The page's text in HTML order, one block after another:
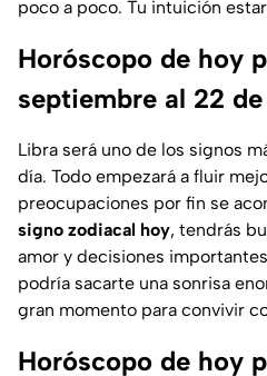
poco a poco. Tu intuición
Horóscopo de hoy
septiembre al 22
Libra será uno de los signos
día. Todo empezará a fluir
preocupaciones por fin se
signo zodiacal hoy, tendrás
amor y decisiones
podría sacarte una sonrisa
gran momento para convivir
Horóscopo de hoy